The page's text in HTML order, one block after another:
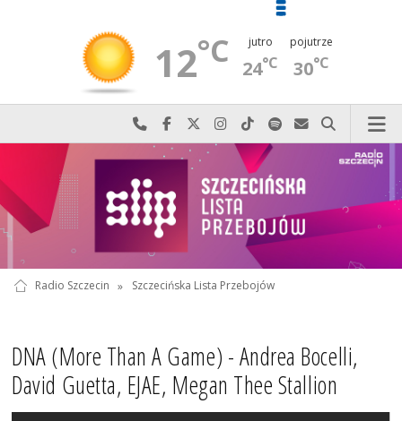
12°C jutro
24°C
pojutrze
30°C
Najlepiej po prostu do nas zadzwoń
Odwiedź nas na Facebook-u
Odwiedź nas na X
Odwiedź nas na Instagram-ie
Odwiedź nas na TikTok-u
Szukaj nas na Spotify
Wyślij do nas
Szukaj
Radio Szczecin » Szczecińska Lista Przebojów
DNA (More Than A Game) - Andrea Bocelli,
David Guetta, EJAE, Megan Thee Stallion